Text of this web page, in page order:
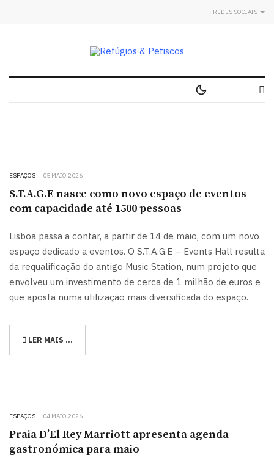
REDES SOCIAIS
ESPAÇOS 05 MAIO 2026
S.T.A.G.E nasce como novo espaço de eventos
com capacidade até 1500 pessoas
Lisboa passa a contar, a partir de 14 de maio, com um novo
espaço dedicado a eventos. O S.T.A.G.E – Events Hall resulta
da requalificação do antigo Music Station, num projeto que
envolveu um investimento de cerca de 1 milhão de euros e
que aposta numa utilização mais diversificada do espaço.
LER MAIS …
ESPAÇOS 04 MAIO 2026
Praia D’El Rey Marriott apresenta agenda
gastronómica para maio